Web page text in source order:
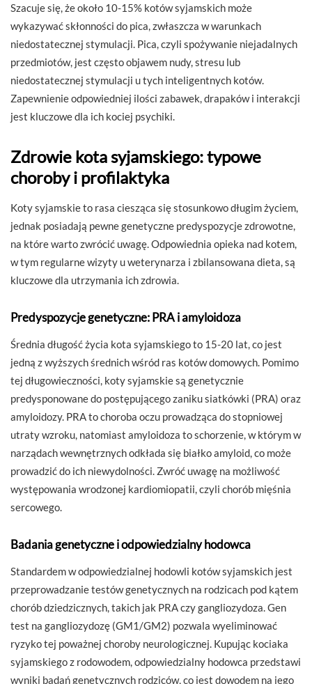
Szacuje się, że około 10-15% kotów syjamskich może
wykazywać skłonności do pica, zwłaszcza w warunkach
niedostatecznej stymulacji. Pica, czyli spożywanie niejadalnych
przedmiotów, jest często objawem nudy, stresu lub
niedostatecznej stymulacji u tych inteligentnych kotów.
Zapewnienie odpowiedniej ilości zabawek, drapaków i interakcji
jest kluczowe dla ich kociej psychiki.
Zdrowie kota syjamskiego: typowe
choroby i profilaktyka
Koty syjamskie to rasa ciesząca się stosunkowo długim życiem,
jednak posiadają pewne genetyczne predyspozycje zdrowotne,
na które warto zwrócić uwagę. Odpowiednia opieka nad kotem,
w tym regularne wizyty u weterynarza i zbilansowana dieta, są
kluczowe dla utrzymania ich zdrowia.
Predyspozycje genetyczne: PRA i amyloidoza
Średnia długość życia kota syjamskiego to 15-20 lat, co jest
jedną z wyższych średnich wśród ras kotów domowych. Pomimo
tej długowieczności, koty syjamskie są genetycznie
predysponowane do postępującego zaniku siatkówki (PRA) oraz
amyloidozy. PRA to choroba oczu prowadząca do stopniowej
utraty wzroku, natomiast amyloidoza to schorzenie, w którym w
narządach wewnętrznych odkłada się białko amyloid, co może
prowadzić do ich niewydolności. Zwróć uwagę na możliwość
występowania wrodzonej kardiomiopatii, czyli chorób mięśnia
sercowego.
Badania genetyczne i odpowiedzialny hodowca
Standardem w odpowiedzialnej hodowli kotów syjamskich jest
przeprowadzanie testów genetycznych na rodzicach pod kątem
chorób dziedzicznych, takich jak PRA czy gangliozydoza. Gen
test na gangliozydozę (GM1/GM2) pozwala wyeliminować
ryzyko tej poważnej choroby neurologicznej. Kupując kociaka
syjamskiego z rodowodem, odpowiedzialny hodowca przedstawi
wyniki badań genetycznych rodziców, co jest dowodem na jego